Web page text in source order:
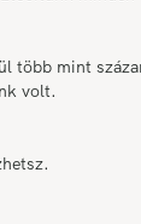
több mint
volt.